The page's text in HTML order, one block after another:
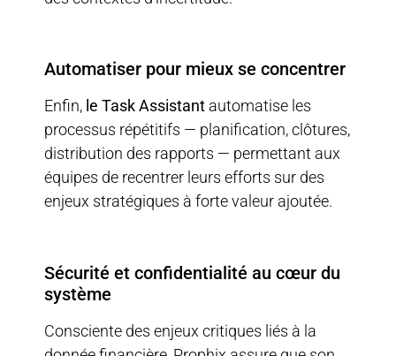
Automatiser pour mieux se concentrer
Enfin, le Task Assistant automatise les
processus répétitifs — planification, clôtures,
distribution des rapports — permettant aux
équipes de recentrer leurs efforts sur des
enjeux stratégiques à forte valeur ajoutée.
Sécurité et confidentialité au cœur du
système
Consciente des enjeux critiques liés à la